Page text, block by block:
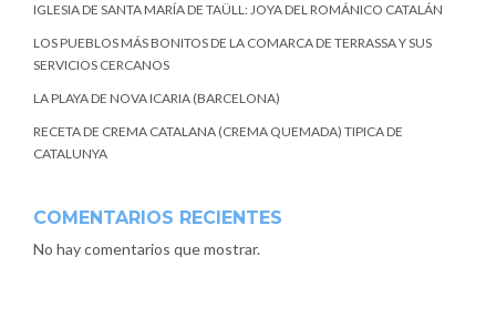
IGLESIA DE SANTA MARÍA DE TAÜLL: JOYA DEL ROMÁNICO CATALÁN
LOS PUEBLOS MÁS BONITOS DE LA COMARCA DE TERRASSA Y SUS
SERVICIOS CERCANOS
LA PLAYA DE NOVA ICARIA (BARCELONA)
RECETA DE CREMA CATALANA (CREMA QUEMADA) TIPICA DE
CATALUNYA
COMENTARIOS RECIENTES
No hay comentarios que mostrar.